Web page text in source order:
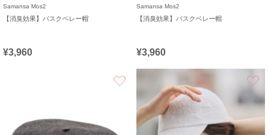
Samansa Mos2
【消臭効果】バスクベレー帽
¥3,960
Samansa Mos2
【消臭効果】バスクベレー帽
¥3,960